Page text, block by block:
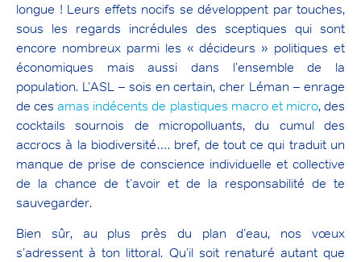
longue ! Leurs effets nocifs se développent par touches,
sous les regards incrédules des sceptiques qui sont
encore nombreux parmi les « décideurs » politiques et
économiques mais aussi dans l’ensemble de la
population. L’ASL – sois en certain, cher Léman – enrage
de cesamas indécents de plastiques macro et micro, des
cocktails sournois de micropolluants, du cumul des
accrocs à la biodiversité…. bref, de tout ce qui traduit un
manque de prise de conscience individuelle et collective
de la chance de t’avoir et de la responsabilité de te
sauvegarder.
Bien sûr, au plus près du plan d’eau, nos vœux
s’adressent à ton littoral. Qu’il soit renaturé autant que